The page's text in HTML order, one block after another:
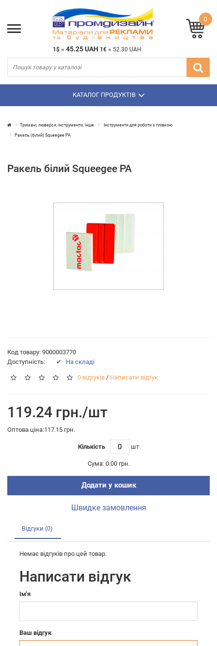
1$ = 45.25 UAH 1€ = 52.30 UAH
0
КАТАЛОГ ПРОДУКТІВ
Тримачі, люверси, інструменти, інше Інструменти для роботи з плівкою
Ракель (білий) Squeegee РА
Ракель білий Squeegee РА
Код товару: 9000003770
Доступність:
✔ На складі
0 відгуків / Написати відгук
119.24 грн./шт
Оптова ціна:117.15 грн.
Кількість шт
Сума: 0.00 грн.
Додати у кошик
Швидке замовлення
Відгуки (0)
Немає відгуків про цей товар.
Написати відгук
Ім'я
Ваш відгук